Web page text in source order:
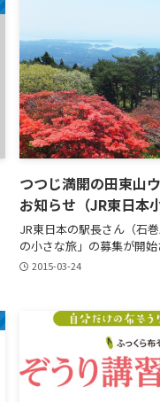
つつじ満開の田束山
お知らせ（JR東日本
JR東日本の駅長さん（石
の小さな旅」の募集が開始
2015-03-24